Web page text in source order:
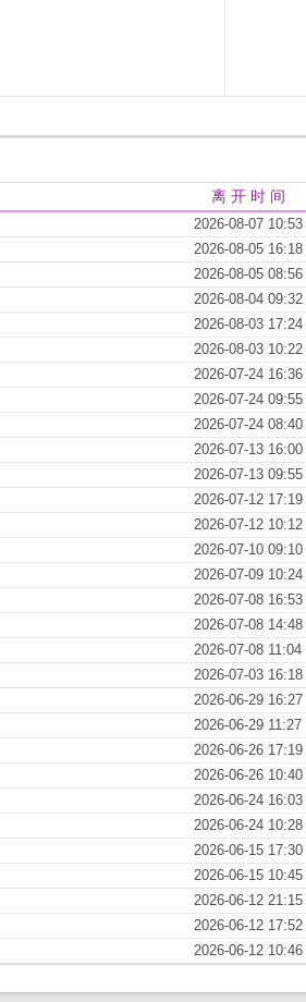
离 开 时 间
2026-08-07 10:53
2026-08-05 16:18
2026-08-05 08:56
2026-08-04 09:32
2026-08-03 17:24
2026-08-03 10:22
2026-07-24 16:36
2026-07-24 09:55
2026-07-24 08:40
2026-07-13 16:00
2026-07-13 09:55
2026-07-12 17:19
2026-07-12 10:12
2026-07-10 09:10
2026-07-09 10:24
2026-07-08 16:53
2026-07-08 14:48
2026-07-08 11:04
2026-07-03 16:18
2026-06-29 16:27
2026-06-29 11:27
2026-06-26 17:19
2026-06-26 10:40
2026-06-24 16:03
2026-06-24 10:28
2026-06-15 17:30
2026-06-15 10:45
2026-06-12 21:15
2026-06-12 17:52
2026-06-12 10:46